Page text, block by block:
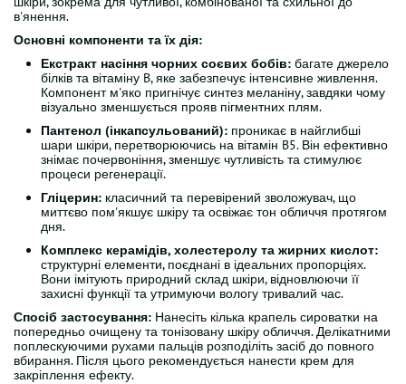
в'янення.
Основні компоненти та їх дія:
Екстракт насіння чорних соєвих бобів: багате джерело
білків та вітаміну B, яке забезпечує інтенсивне живлення.
Компонент м'яко пригнічує синтез меланіну, завдяки чому
візуально зменшується прояв пігментних плям.
Пантенол (інкапсульований): проникає в найглибші
шари шкіри, перетворюючись на вітамін B5. Він ефективно
знімає почервоніння, зменшує чутливість та стимулює
процеси регенерації.
Гліцерин: класичний та перевірений зволожувач, що
миттєво пом'якшує шкіру та освіжає тон обличчя протягом
дня.
Комплекс керамідів, холестеролу та жирних кислот:
структурні елементи, поєднані в ідеальних пропорціях.
Вони імітують природний склад шкіри, відновлюючи її
захисні функції та утримуючи вологу тривалий час.
Спосіб застосування: Нанесіть кілька крапель сироватки на
попередньо очищену та тонізовану шкіру обличчя. Делікатними
поплескуючими рухами пальців розподіліть засіб до повного
вбирання. Після цього рекомендується нанести крем для
закріплення ефекту.